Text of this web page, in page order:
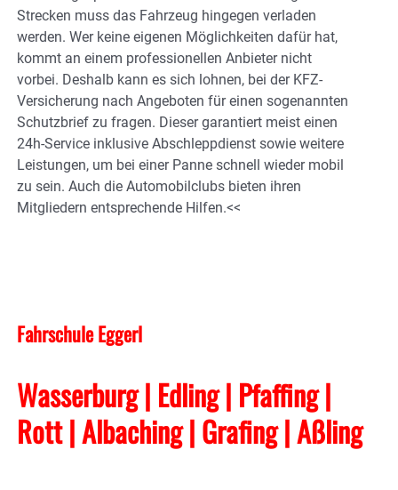
Strecken muss das Fahrzeug hingegen verladen
werden. Wer keine eigenen Möglichkeiten dafür hat,
kommt an einem professionellen Anbieter nicht
vorbei. Deshalb kann es sich lohnen, bei der KFZ-
Versicherung nach Angeboten für einen sogenannten
Schutzbrief zu fragen. Dieser garantiert meist einen
24h-Service inklusive Abschleppdienst sowie weitere
Leistungen, um bei einer Panne schnell wieder mobil
zu sein. Auch die Automobilclubs bieten ihren
Mitgliedern entsprechende Hilfen.<<
Fahrschule Eggerl
Wasserburg | Edling | Pfaffing |
Rott | Albaching| Grafing| Aßling